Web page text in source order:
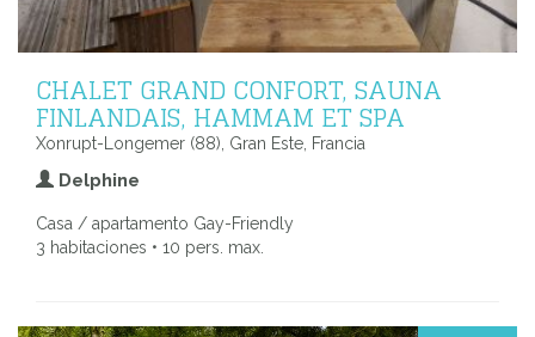
CHALET GRAND CONFORT, SAUNA
FINLANDAIS, HAMMAM ET SPA
Xonrupt-Longemer (88), Gran Este, Francia
Delphine
Casa / apartamento Gay-Friendly
3 habitaciones • 10 pers. max.